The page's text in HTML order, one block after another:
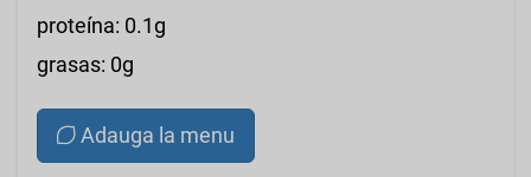
proteína: 0.1g
grasas: 0g
Adauga la menu